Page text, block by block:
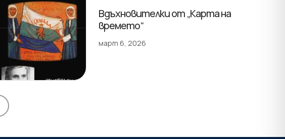
Вдъхновителки от „Карта на
времето“
март 6, 2026